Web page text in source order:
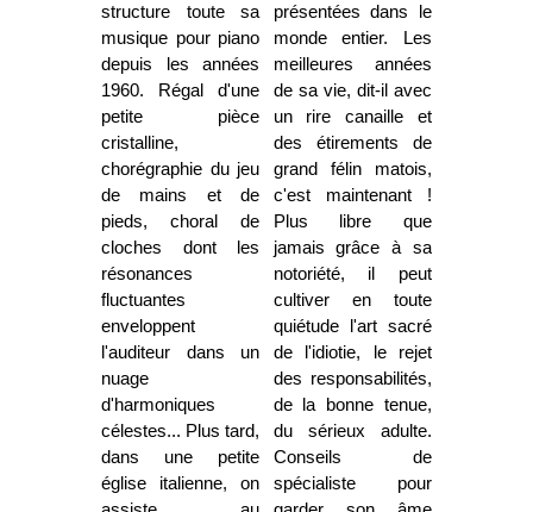
structure toute sa
musique pour piano
depuis les années
1960. Régal d'une
petite pièce
cristalline,
chorégraphie du jeu
de mains et de
pieds, choral de
cloches dont les
résonances
fluctuantes
enveloppent
l'auditeur dans un
nuage
d'harmoniques
célestes... Plus tard,
dans une petite
église italienne, on
présentées dans le
monde entier. Les
meilleures années
de sa vie, dit-il avec
un rire canaille et
des étirements de
grand félin matois,
c'est maintenant !
Plus libre que
jamais grâce à sa
notoriété, il peut
cultiver en toute
quiétude l'art sacré
de l'idiotie, le rejet
des responsabilités,
de la bonne tenue,
du sérieux adulte.
Conseils de
spécialiste pour